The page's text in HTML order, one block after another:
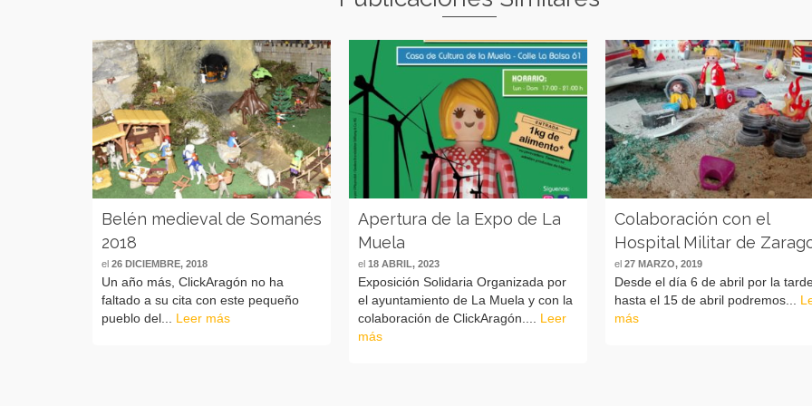
Belén medieval de Somanés
2018
el 26 DICIEMBRE, 2018
Un año más, ClickAragón no ha
faltado a su cita con este pequeño
pueblo del... Leer más
Apertura de la Expo de La
Muela
el18 ABRIL, 2023
Exposición Solidaria Organizada por
el ayuntamiento de La Muela y con la
colaboración de ClickAragón.... Leer
más
Colaboración con el
Hospital Militar de
el27 MARZO, 2019
Desde el día 6 de abril por la
hasta el 15 de abril podremos...
más